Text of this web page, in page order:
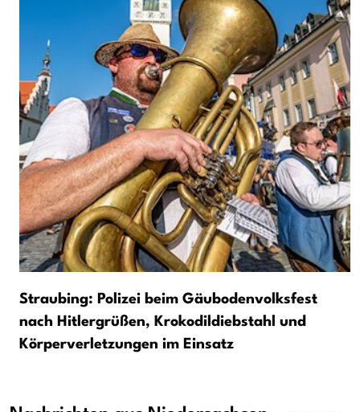
Straubing: Polizei beim Gäubodenvolksfest
nach Hitlergrüßen, Krokodildiebstahl und
Körperverletzungen im Einsatz